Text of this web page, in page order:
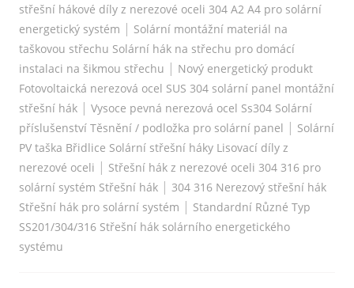
střešní hákové díly z nerezové oceli 304 A2 A4 pro solární
energetický systém | Solární montážní materiál na
taškovou střechu Solární hák na střechu pro domácí
instalaci na šikmou střechu | Nový energetický produkt
Fotovoltaická nerezová ocel SUS 304 solární panel montážní
střešní hák| Vysoce pevná nerezová ocel Ss304 Solární
příslušenství Těsnění / podložka pro solární panel | Solární
PV taška Břidlice Solární střešní háky Lisovací díly z
nerezové oceli | Střešní hák z nerezové oceli 304 316 pro
solární systém Střešní hák| 304 316 Nerezový střešní hák
Střešní hák pro solární systém | Standardní Různé Typ
SS201/304/316 Střešní hák solárního energetického
systému